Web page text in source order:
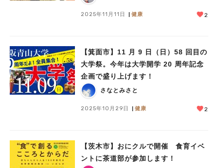
2025年11月11日 健康 2
【箕面市】11 月 9 日（日）58 回目の
大学祭。今年は大学開学 20 周年記念
企画で盛り上げます！
さなとみさと
2025年10月29日 健康 2
【茨木市】おにクルで開催 食育イベ
ントに茶道部が参加します！